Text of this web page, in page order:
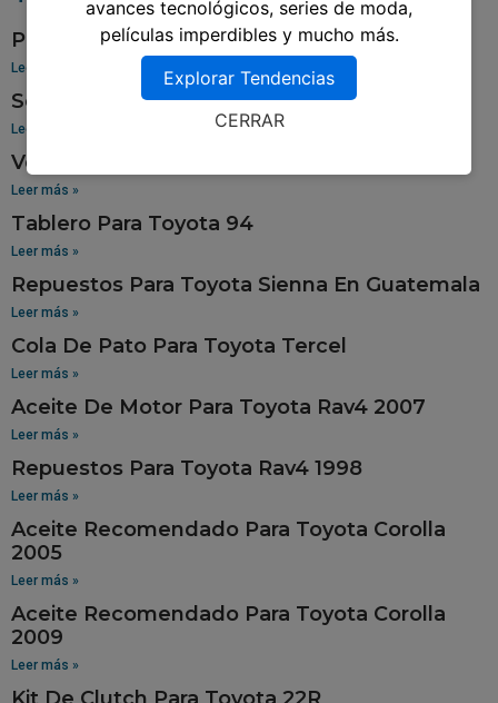
Pantalla Para Toyota Yaris
Leer más »
Sensor De Oxigeno Para Toyota Corolla
Leer más »
Venta De Aros Para Toyota Hilux
Leer más »
Tablero Para Toyota 94
Leer más »
Repuestos Para Toyota Sienna En Guatemala
Leer más »
Cola De Pato Para Toyota Tercel
Leer más »
Aceite De Motor Para Toyota Rav4 2007
Leer más »
Repuestos Para Toyota Rav4 1998
Leer más »
Aceite Recomendado Para Toyota Corolla
2005
Leer más »
Aceite Recomendado Para Toyota Corolla
2009
Leer más »
avances tecnológicos, series de moda,
películas imperdibles y mucho más.
Explorar Tendencias
CERRAR